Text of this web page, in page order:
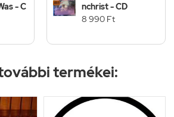
- C
nchrist - CD
8 990 Ft
termékei: